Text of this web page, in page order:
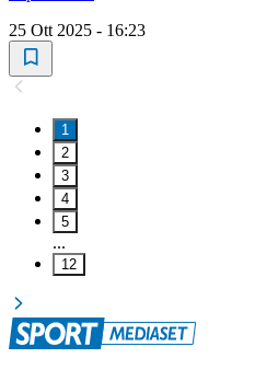
25 Ott 2025 - 16:23
1
2
3
4
5
...
12